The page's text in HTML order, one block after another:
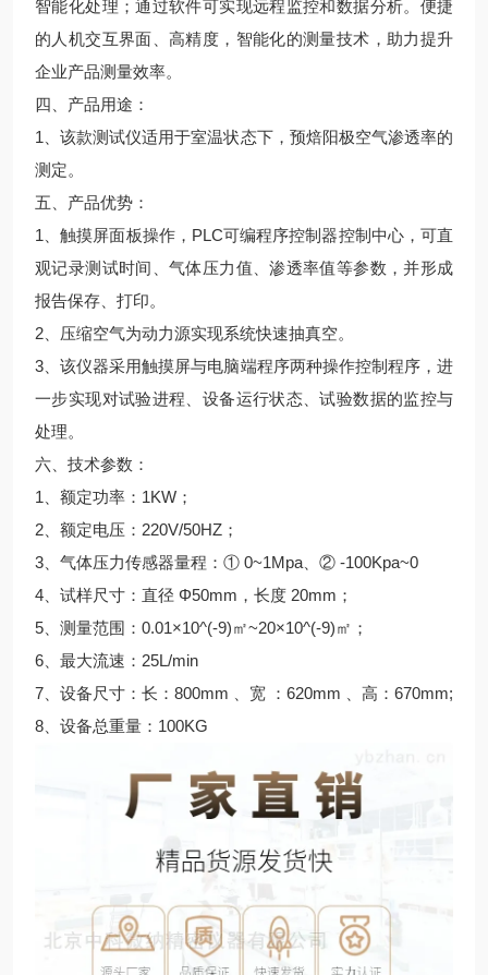
智能化处理；通过软件可实现远程监控和数据分析。便捷
的人机交互界面、高精度，智能化的测量技术，助力提升
企业产品测量效率。
四、产品用途：
1、该款测试仪适用于室温状态下，预焙阳极空气渗透率的
测定。
五、产品优势：
1、触摸屏面板操作，PLC可编程序控制器控制中心，可直
观记录测试时间、气体压力值、渗透率值等参数，并形成
报告保存、打印。
2、压缩空气为动力源实现系统快速抽真空。
3、该仪器采用触摸屏与电脑端程序两种操作控制程序，进
一步实现对试验进程、设备运行状态、试验数据的监控与
处理。
六、技术参数：
1、额定功率：1KW；
2、额定电压：220V/50HZ；
3、气体压力传感器量程：① 0~1Mpa、② -100Kpa~0
4、试样尺寸：直径 Φ50mm，长度 20mm；
5、测量范围：0.01×10^(-9)㎡~20×10^(-9)㎡；
6、最大流速：25L/min
7、设备尺寸：长：800mm 、宽 ：620mm 、高：670mm;
8、设备总重量：100KG